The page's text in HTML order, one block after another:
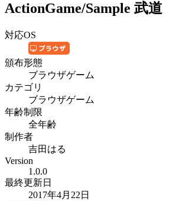
ActionGame/Sample 武道
対応OS
頒布形態
ブラウザゲーム
カテゴリ
ブラウザゲーム
年齢制限
全年齢
制作者
吉田はる
Version
1.0.0
最終更新日
2017年4月22日